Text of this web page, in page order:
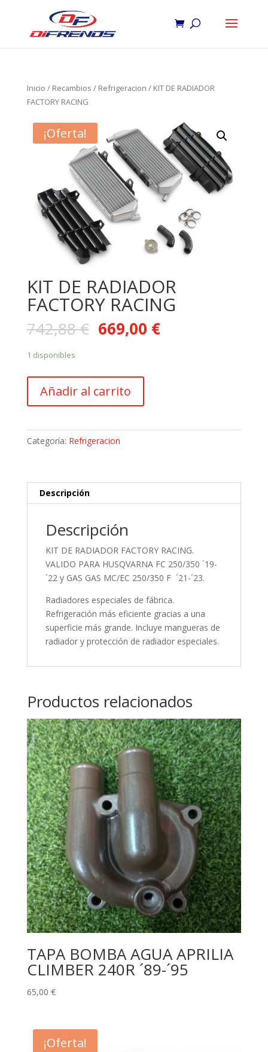
Inicio / Recambios / Refrigeracion / KIT DE RADIADOR
FACTORY RACING
¡Oferta!
KIT DE RADIADOR
FACTORY RACING
742,88€ 669,00 €
1 disponibles
RADIADOR
RACING
Añadir al carrito
Categoría: Refrigeracion
Descripción
Descripción
KIT DE RADIADOR FACTORY RACING.
VALIDO PARA HUSQVARNA FC 250/350 ´19-
´22 y GAS GAS MC/EC 250/350 F ´21-´23.
Radiadores especiales de fábrica.
Refrigeración más eficiente gracias a una
superficie más grande. Incluye mangueras de
radiador y protección de radiador especiales.
Productos relacionados
TAPA BOMBA AGUA APRILIA
CLIMBER 240R ´89-´95
65,00 €
¡Oferta!